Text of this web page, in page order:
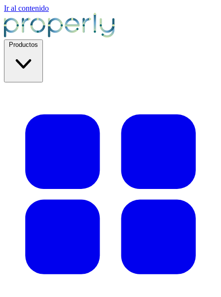
Ir al contenido